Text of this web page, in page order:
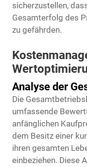
sicherzustellen,
Gesamterfolg des
zu gefährden.
Analyse der
Die
umfassende
anfänglichen
dem Besitz einer
ihren gesamten
einbeziehen. Diese